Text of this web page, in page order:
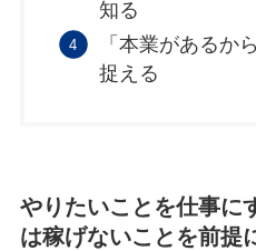
知る
「本業があるか
捉える
やりたいことを仕事に
は稼げないことを前提